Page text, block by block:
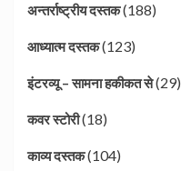
अन्तर्राष्ट्रीय दस्तक(188)
आध्यात्म दस्तक(123)
इंटरव्यू – सामना हकीकत से(29)
कवर स्टोरी(18)
काव्य दस्तक(104)